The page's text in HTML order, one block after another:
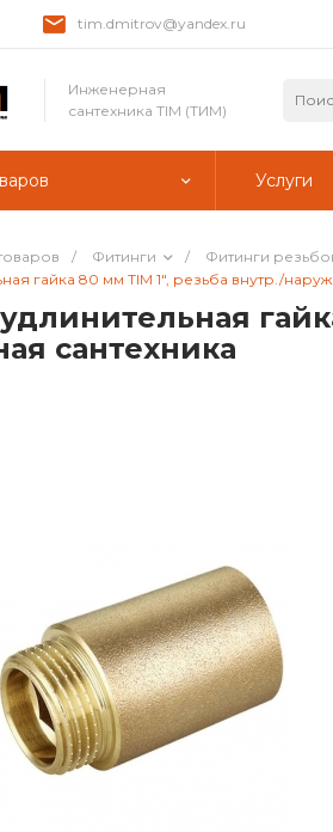
tim.dmitrov@yandex.ru
Инженерная
сантехника TIM (ТИМ)
Услуги
/ Фитинги / Фитинги
гайка 80 мм TIM 1", резьба внутр./
сантехника